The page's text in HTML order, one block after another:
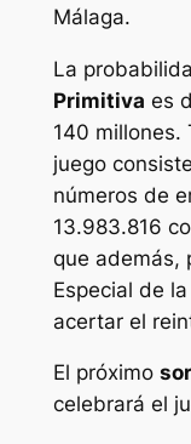
Málaga.
La
Primitiva es
140 millones.
juego
números de
13.983.816
que además,
Especial de
acertar el
El próximo
celebrará el